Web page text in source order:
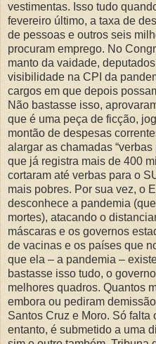
vestimentas. Isso tudo
fevereiro último, a taxa de
de pessoas e outros seis
procuram emprego. No
manto da vaidade,
visibilidade na CPI da
cargos em que depois
Não bastasse isso,
que é uma peça de ficção,
montão de despesas
alargar as chamadas
que já registra mais de 400
cortaram até verbas para o
mais pobres. Por sua vez, o
desconhece a pandemia
mortes), atacando o
máscaras e os governos
de vacinas e os países que
que ela – a pandemia –
bastasse isso tudo, o
melhores quadros. Quantos
embora ou pediram
Santos Cruz e Moro. Só falta
entanto, é submetido a uma